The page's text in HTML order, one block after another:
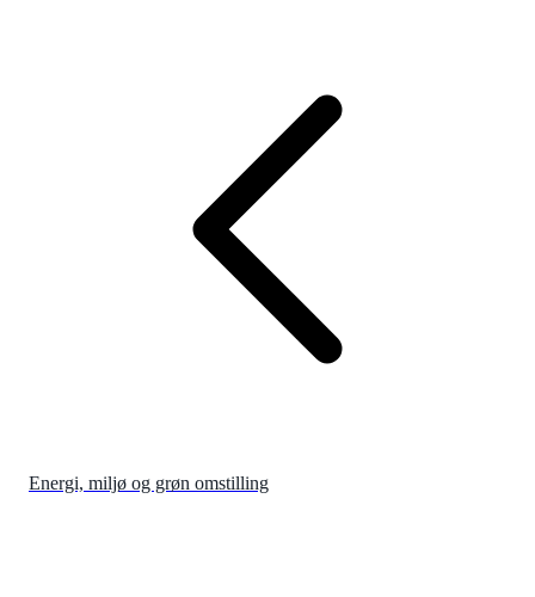
Energi, miljø og grøn omstilling